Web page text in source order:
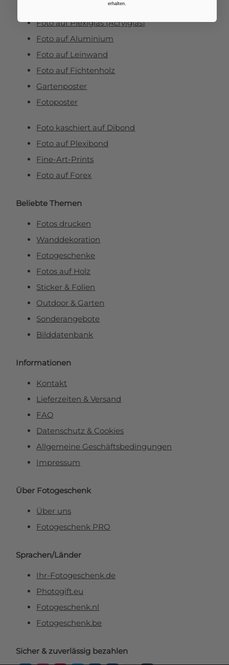
Fotovergrößerungen
Foto auf Plexiglas (Acrylglas)
Foto auf Aluminium
Foto auf Leinwand
Foto auf Fichtenholz
Gartenposter
Fotoposter
Foto kaschiert auf Dibond
Foto auf Plexibond
Fine-Art-Prints
Foto auf Forex
Beliebte Themen
Fotos drucken
Wanddekoration
Fotogeschenke
Fotos auf Holz
Sticker & Folien
Outdoor & Garten
Sonderangebote
Bilddatenbank
Informationen
Kontakt
Lieferzeiten & Versand
FAQ
Datenschutz & Cookies
Allgemeine Geschäftsbedingungen
Impressum
Über Fotogeschenk
Über uns
Fotogeschenk PRO
Sprachen/Länder
Ihr-Fotogeschenk.de
Photogift.eu
Fotogeschenk.nl
Fotogeschenk.be
Sicher & zuverlässig bezahlen
erhalten.